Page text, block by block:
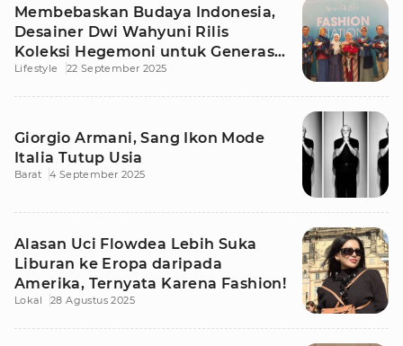
Membebaskan Budaya Indonesia,
Desainer Dwi Wahyuni Rilis
Koleksi Hegemoni untuk Generasi
Urban
Lifestyle 22 September 2025
Giorgio Armani, Sang Ikon Mode
Italia Tutup Usia
Barat 4 September 2025
Alasan Uci Flowdea Lebih Suka
Liburan ke Eropa daripada
Amerika, Ternyata Karena Fashion!
Lokal 28 Agustus 2025